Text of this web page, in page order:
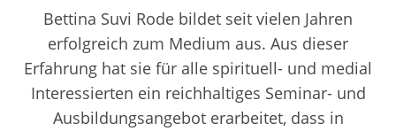
Bettina Suvi Rode bildet seit vielen Jahren
erfolgreich zum Medium aus. Aus dieser
Erfahrung hat sie für alle spirituell- und medial
Interessierten ein reichhaltiges Seminar- und
Ausbildungsangebot erarbeitet, dass in